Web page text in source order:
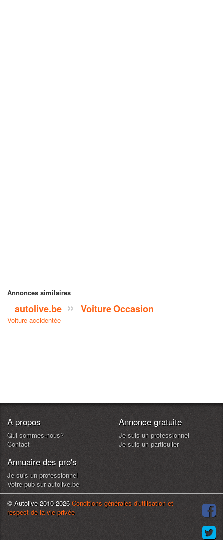
Annonces similaires
autolive.be Voiture Occasion
Voiture accidentée
A propos
Qui sommes-nous?
Contact
Annonce gratuite
Je suis un professionnel
Je suis un particulier
Annuaire des pro's
Je suis un professionnel
Votre pub sur autolive.be
© Autolive 2010-2026Conditions générales d'utilisation et
respect de la vie privée